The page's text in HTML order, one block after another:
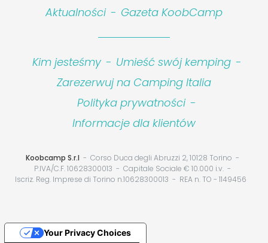
Aktualności - Gazeta KoobCamp
Kim jesteśmy - Umieść swój kemping -
Zarezerwuj na Camping Italia
Polityka prywatności -
Informacje dla klientów
Koobcamp S.r.l
Corso Duca degli Abruzzi 2, 10128 Torino
P.IVA/C.F. 10628300013
Capitale Sociale € 10.000 i.v.
Iscriz. Reg. Imprese di Torino n.10628300013
REA n. TO - 1149456
Your Privacy Choices